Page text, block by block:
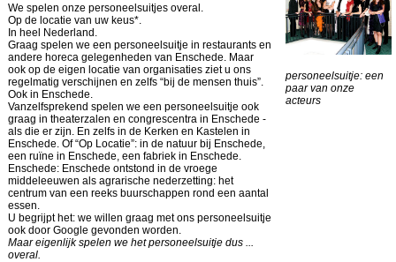
We spelen onze personeelsuitjes overal.
Op de locatie van uw keus*.
In heel Nederland.
Graag spelen we een personeelsuitje in restaurants en
andere horeca gelegenheden van Enschede. Maar
ook op de eigen locatie van organisaties ziet u ons
regelmatig verschijnen en zelfs “bij de mensen thuis”.
Ook in Enschede.
Vanzelfsprekend spelen we een personeelsuitje ook
graag in theaterzalen en congrescentra in Enschede -
als die er zijn. En zelfs in de Kerken en Kastelen in
Enschede. Of “Op Locatie”: in de natuur bij Enschede,
een ruïne in Enschede, een fabriek in Enschede.
Enschede: Enschede ontstond in de vroege
middeleeuwen als agrarische nederzetting: het
centrum van een reeks buurschappen rond een aantal
essen.
U begrijpt het: we willen graag met ons personeelsuitje
ook door Google gevonden worden.
Maar eigenlijk spelen we het personeelsuitje dus ...
overal.
personeelsuitje: een
paar van onze
acteurs